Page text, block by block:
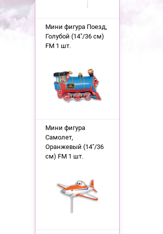
Мини фигура Поезд,
Голубой (14"/36 см)
FM 1 шт.
Мини фигура
Самолет,
Оранжевый (14"/36
см) FM 1 шт.